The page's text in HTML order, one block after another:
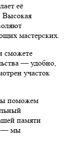
её
мастерских.
сможете
— удобно,
участок
поможем
памяти
— мы